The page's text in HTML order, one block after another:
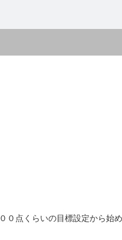
０点くらいの目標設定から始